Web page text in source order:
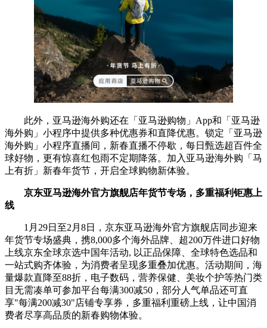
此外，亚马逊海外购还在「亚马逊购物」App和「亚马逊
海外购」小程序中提供多种优惠券和直降优惠。锁定「亚马逊
海外购」小程序直播间，新春直播不停歇，每日甄选超百件全
球好物，更有惊喜红包雨不定期降落。加入亚马逊海外购「马
上有折」新春年货节，开启全球购物新体验。
京东亚马逊海外官方旗舰店年货节专场 ，多重福利钜惠 上
线
1月29日至2月8日，京东亚马逊海外官方旗舰店同步迎来
年货节专场盛典，携8,000多个海外品牌、超200万件进口好物
上线京东全球京选中国年活动, 以正品保障、全球特色选品和
一站式购齐体验，为消费者呈现多重叠加优惠。活动期间，海
量爆款直降至88折，电子数码，营养保健、美妆个护等热门类
目无需凑单可参加平台每满300减50，部分人气单品还可直
享"每满200减30"店铺专享券，多重福利重磅上线，让中国消
费者尽享高品质的新春购物体验。